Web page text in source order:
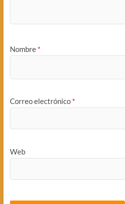
Nombre *
Correo electrónico *
Web